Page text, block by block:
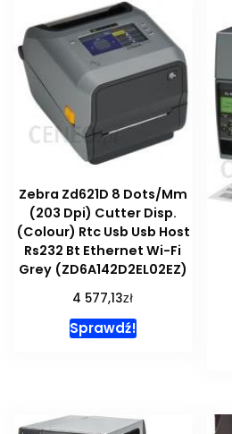
Zebra Zd621D 8 Dots/Mm
(203 Dpi) Cutter Disp.
(Colour) Rtc Usb Usb Host
Rs232 Bt Ethernet Wi-Fi
Grey (ZD6A142D2EL02EZ)
4 577,13zł
Sprawdź!